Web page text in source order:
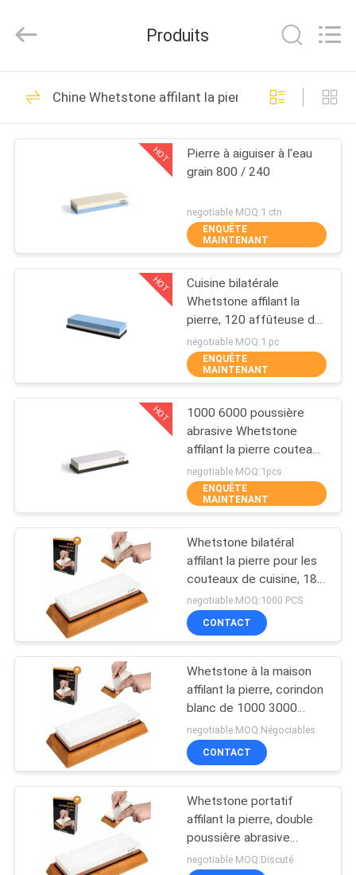
MAISON
PRODUITS
PROPOS
L'USINE
CONTRÔLE
QUALITÉ
NOUS
CONTACTER
NOUVELLES
LES
AFFAIRES
DEMANDEZ
Electric
Appliance
All
Reserved.
Affûteuse de
couteau de ménage
45
Affûteuse de
couteau de cuisine
55
Affûteuse de
couteau extérieure
Affûteuse de
couteau de poignée
Affûteuse de
couteau d'aspiration
32
Produits
Chine Whetstone affilant la pierre
HOT
Pierre à aiguiser à l'eau
grain 800 / 240
negotiable MOQ:1 ctn
ENQUÊTE
MAINTENANT
HOT
Cuisine bilatérale
Whetstone affilant la
pierre, 120 affûteuse de
couteau en pierre de 80
poussières abrasives
negotiable MOQ:1 pc
ENQUÊTE
MAINTENANT
HOT
1000 6000 poussière
abrasive Whetstone
affilant la pierre couteau
de Waterstone de
corindon de 7 pouces
negotiable MOQ:1pcs
ENQUÊTE
MAINTENANT
Whetstone bilatéral
affilant la pierre pour les
couteaux de cuisine, 180
* 60 * 27mm
negotiable MOQ:1000 PCS
CONTACT
Whetstone à la maison
affilant la pierre, corindon
blanc de 1000 3000
poussières abrasives
affilant la pierre
negotiable MOQ:Négociables
CONTACT
Whetstone portatif
affilant la pierre, double
poussière abrasive
affilant la pierre pour
negotiable MOQ:Discuté